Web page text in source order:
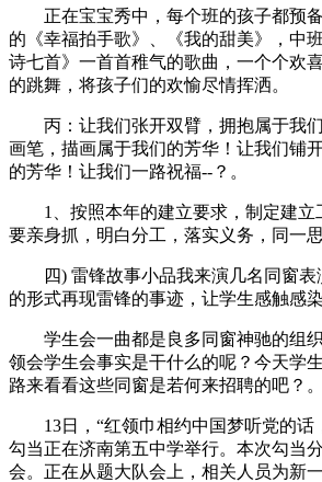
正在宝宝秀中，每个班的孩子都预备
的《幸福拍手歌》、《我的甜美》，中
诗七首》一首首稚气的歌曲，一个个欢
的跳舞，将孩子们的欢愉尽情挥洒。
丙：让我们张开双臂，拥抱属于我们
画笔，描画属于我们的芳华！让我们铺
的芳华！让我们一路祝福--？。
1、按照本年的建立要求，制定建立
要亲身抓，明白分工，落实义务，同一
四) 雷锋故事小品我来演几名同窗表
的形式再现雷锋的事迹，让学生感触感
学生会一曲都是良多同窗神驰的组织
领会学生会事实是干什么的呢？今天学
路来看看这些同窗是若何来招聘的吧？。
13日，“红领巾相约中国梦听党的话
勾当正在济南第五中学举行。本次勾当
会。正在从题大队会上，相关人员为新